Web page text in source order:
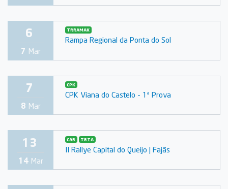
6
7 Mar
TRRAMAK
Rampa Regional da Ponta do Sol
7
8 Mar
CPK
CPK Viana do Castelo - 1ª Prova
13
14 Mar
CAR TRTA
II Rallye Capital do Queijo | Fajãs